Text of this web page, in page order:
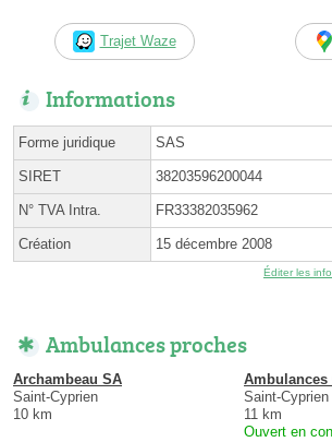
Trajet Waze
Informations
Forme juridique SAS
SIRET 38203596200044
N° TVA Intra. FR33382035962
Création 15 décembre 2008
Éditer les
Ambulances proches
Archambeau SA
Saint-Cyprien
10 km
Ambulances
Saint-Cyprien
11 km
Ouvert en